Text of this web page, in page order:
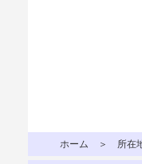
ホーム ＞ 所在